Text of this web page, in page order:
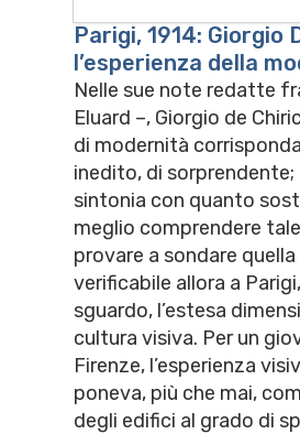
Parigi, 1914:
l’esperienza della
Nelle sue note redatte
Eluard –, Giorgio de
di modernità
inedito, di
sintonia con quanto
meglio comprendere
provare a sondare
verificabile allora a
sguardo, l’estesa
cultura visiva. Per un
Firenze, l’esperienza
poneva, più che mai,
degli edifici al grado di